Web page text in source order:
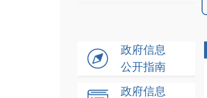
政府信息
公开指南
政府信息